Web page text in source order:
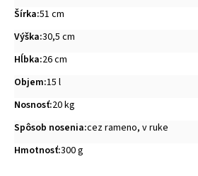
Šírka:51 cm
Výška:30,5 cm
Hĺbka:26 cm
Objem:15 l
Nosnosť:20 kg
Spôsob nosenia:cez rameno, v ruke
Hmotnosť:300 g